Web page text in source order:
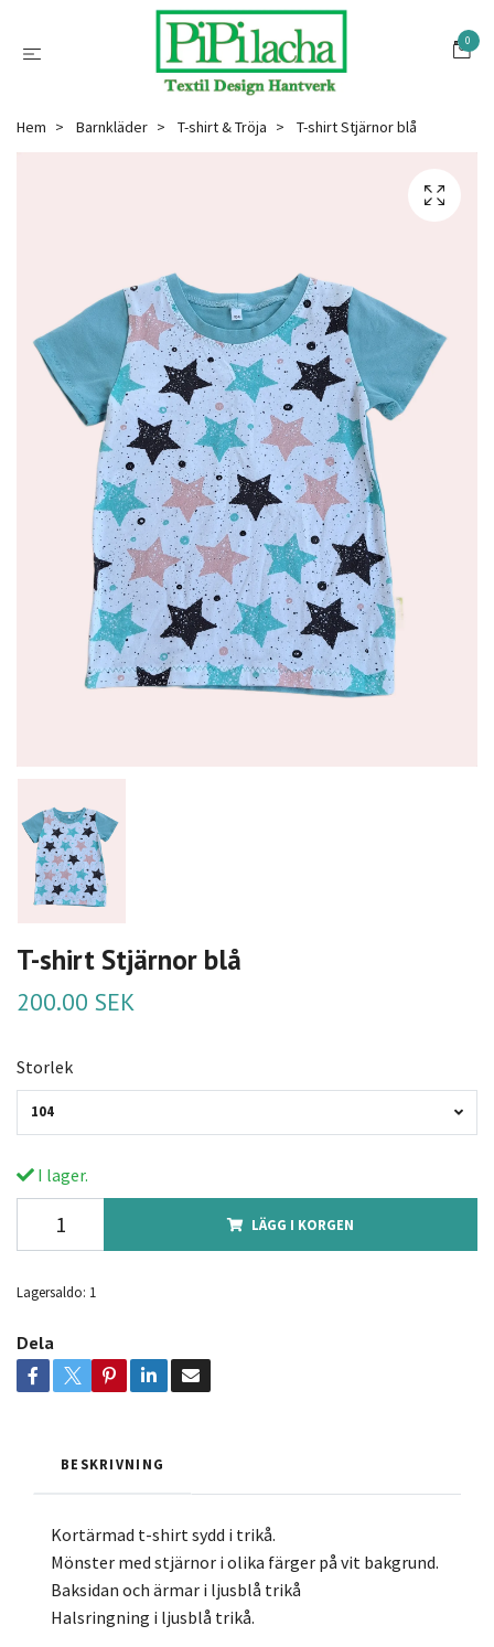
0
Hem Barnkläder T-shirt & Tröja T-shirt Stjärnor blå
T-shirt Stjärnor blå
200.00 SEK
Storlek
104
I lager.
LÄGG I KORGEN
Lagersaldo: 1
Dela
BESKRIVNING
Kortärmad t-shirt sydd i trikå.
Mönster med stjärnor i olika färger på vit bakgrund.
Baksidan och ärmar i ljusblå trikå
Halsringning i ljusblå trikå.